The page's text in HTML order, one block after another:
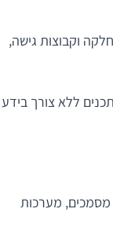
וקבוצות גישה,
ללא צורך בידע
מסמכים, מערכות